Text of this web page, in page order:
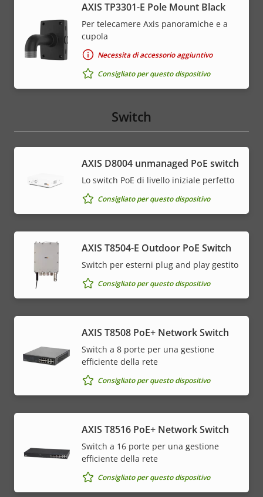
AXIS TP3301-E Pole Mount Black
Per telecamere Axis panoramiche e a
cupola
Necessita di accessorio aggiuntivo
Consigliato per questo dispositivo
Switch
AXIS ​D8004 unmanaged PoE switch
Lo switch PoE di livello iniziale perfetto
Consigliato per questo dispositivo
AXIS T8504-E Outdoor PoE Switch
Switch per esterni plug and play gestito
Consigliato per questo dispositivo
AXIS T8508 PoE+ Network Switch
Switch a 8 porte per una gestione
efficiente della rete
Consigliato per questo dispositivo
AXIS T8516 PoE+ Network Switch
Switch a 16 porte per una gestione
efficiente della rete
Consigliato per questo dispositivo